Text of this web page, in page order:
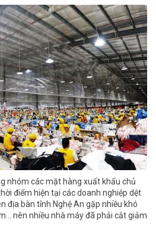
nhóm các mặt hàng xuất khẩu chủ
điểm hiện tại các doanh nghiệp dệt
địa bàn tỉnh Nghệ An gặp nhiều khó
nên nhiều nhà máy đã phải cắt giảm